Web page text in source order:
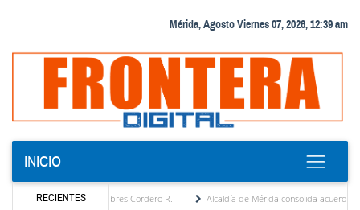
Mérida, Agosto Viernes 07, 2026, 12:39 am
INICIO
RECIENTES
María Eugenia Febres Cordero R.
Alcaldía de Mérida consolida acuerdos con